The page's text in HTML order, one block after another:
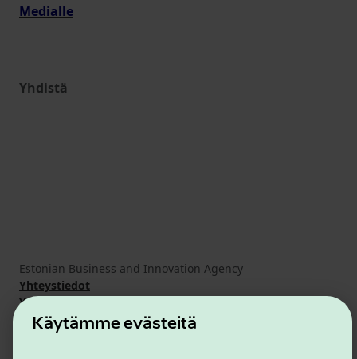
Käytämme evästeitä
Medialle
Yhdistä
Estonian Business and Innovation Agency
Yhteystiedot
Yhteistyökumppanit
Käyttöehdot
Eväste- ja tietosuojakäytäntö